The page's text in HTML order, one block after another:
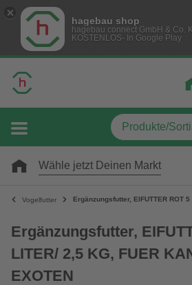
hagebau shop
hagebau connect GmbH & Co.
KOSTENLOS- In Google Play
Wähle jetzt Deinen Markt
Vogelfutter Ergänzungsfutter, EIFUTTER ROT
Ergänzungsfutter,
LITER/ 2,5 KG, FUER
EXOTEN